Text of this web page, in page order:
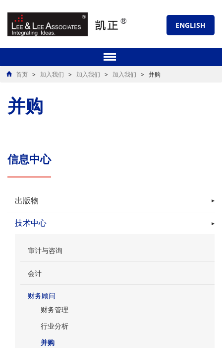
ENGLISH
首页 > 加入我们 > 加入我们 > 加入我们 > 并购
并购
信息中心
出版物
技术中心
审计与咨询
会计
财务顾问
财务管理
行业分析
并购